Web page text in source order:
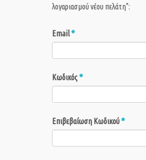
λογαριασμού νέου πελάτη":
Email*
Κωδικός*
Επιβεβαίωση Κωδικού*